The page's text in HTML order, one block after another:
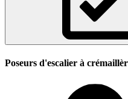
Poseurs d'escalier à